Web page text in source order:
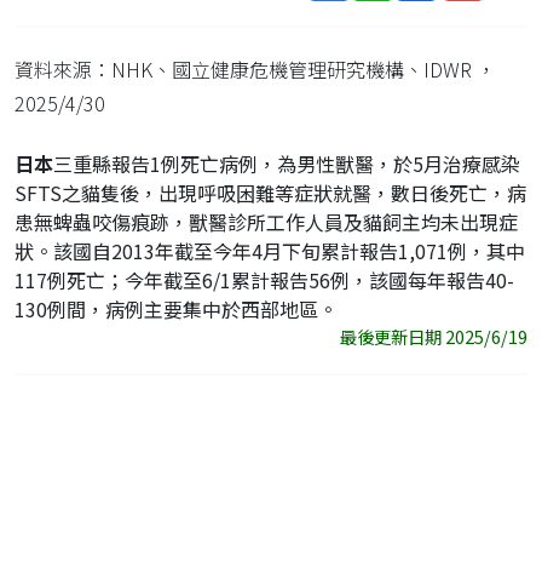
短
資料來源：NHK、國立健康危機管理研究機構、IDWR ，
2025/4/30
日本三重縣報告1例死亡病例，為男性獸醫，於5月治療感染
SFTS之貓隻後，出現呼吸困難等症狀就醫，數日後死亡，病
患無蜱蟲咬傷痕跡，獸醫診所工作人員及貓飼主均未出現症
狀。該國自2013年截至今年4月下旬累計報告1,071例，其中
117例死亡；今年截至6/1累計報告56例，該國每年報告40-
130例間，病例主要集中於西部地區。
最後更新日期 2025/6/19